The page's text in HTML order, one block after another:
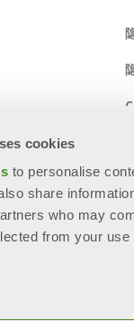
cookies
to personalise
share
who may
from your